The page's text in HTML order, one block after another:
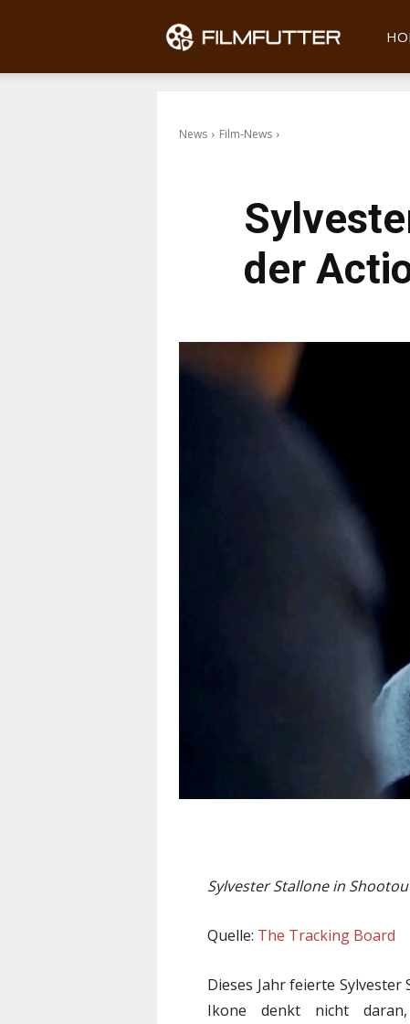
News Film-News
der
Sylvester Stallone in
Quelle: The Tracking Board
Dieses Jahr feierte
Ikone denkt nicht